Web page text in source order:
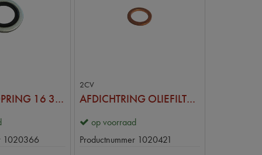
CARTERSTOPRING 16 3 X 22 X 2
1020366
2CV
AFDICHTRING OLIEFILTERSTEUN
op voorraad
Productnummer 1020421